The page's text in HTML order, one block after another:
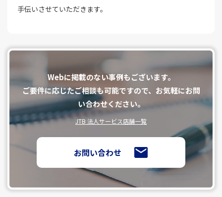
手伝いさせていただきます。
Webに掲載のない事例もございます。
ご要件に応じたご相談も可能ですので、お気軽にお問
い合わせください。
JTB 法人サービス店舗一覧
お問い合わせ